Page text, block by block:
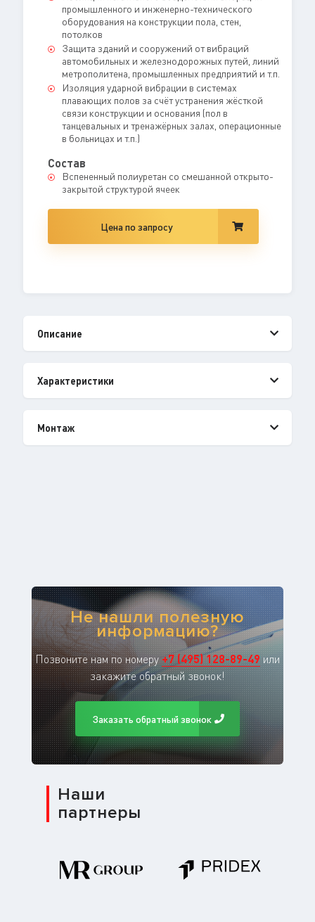
промышленного и инженерно-технического
оборудования на конструкции пола, стен,
потолков
Защита зданий и сооружений от вибраций
автомобильных и железнодорожных путей, линий
метрополитена, промышленных предприятий и т.п.
Изоляция ударной вибрации в системах
плавающих полов за счёт устранения жёсткой
связи конструкции и основания (пол в
танцевальных и тренажёрных залах, операционные
в больницах и т.п.)
Состав
Вспененный полиуретан со смешанной открыто-
закрытой структурой ячеек
Цена по запросу
Описание
Характеристики
Монтаж
Не нашли полезную
информацию?
Позвоните нам по номеру+7(495)128-89-49 или
закажите обратный звонок!
Заказать обратный звонок
Наши
партнеры